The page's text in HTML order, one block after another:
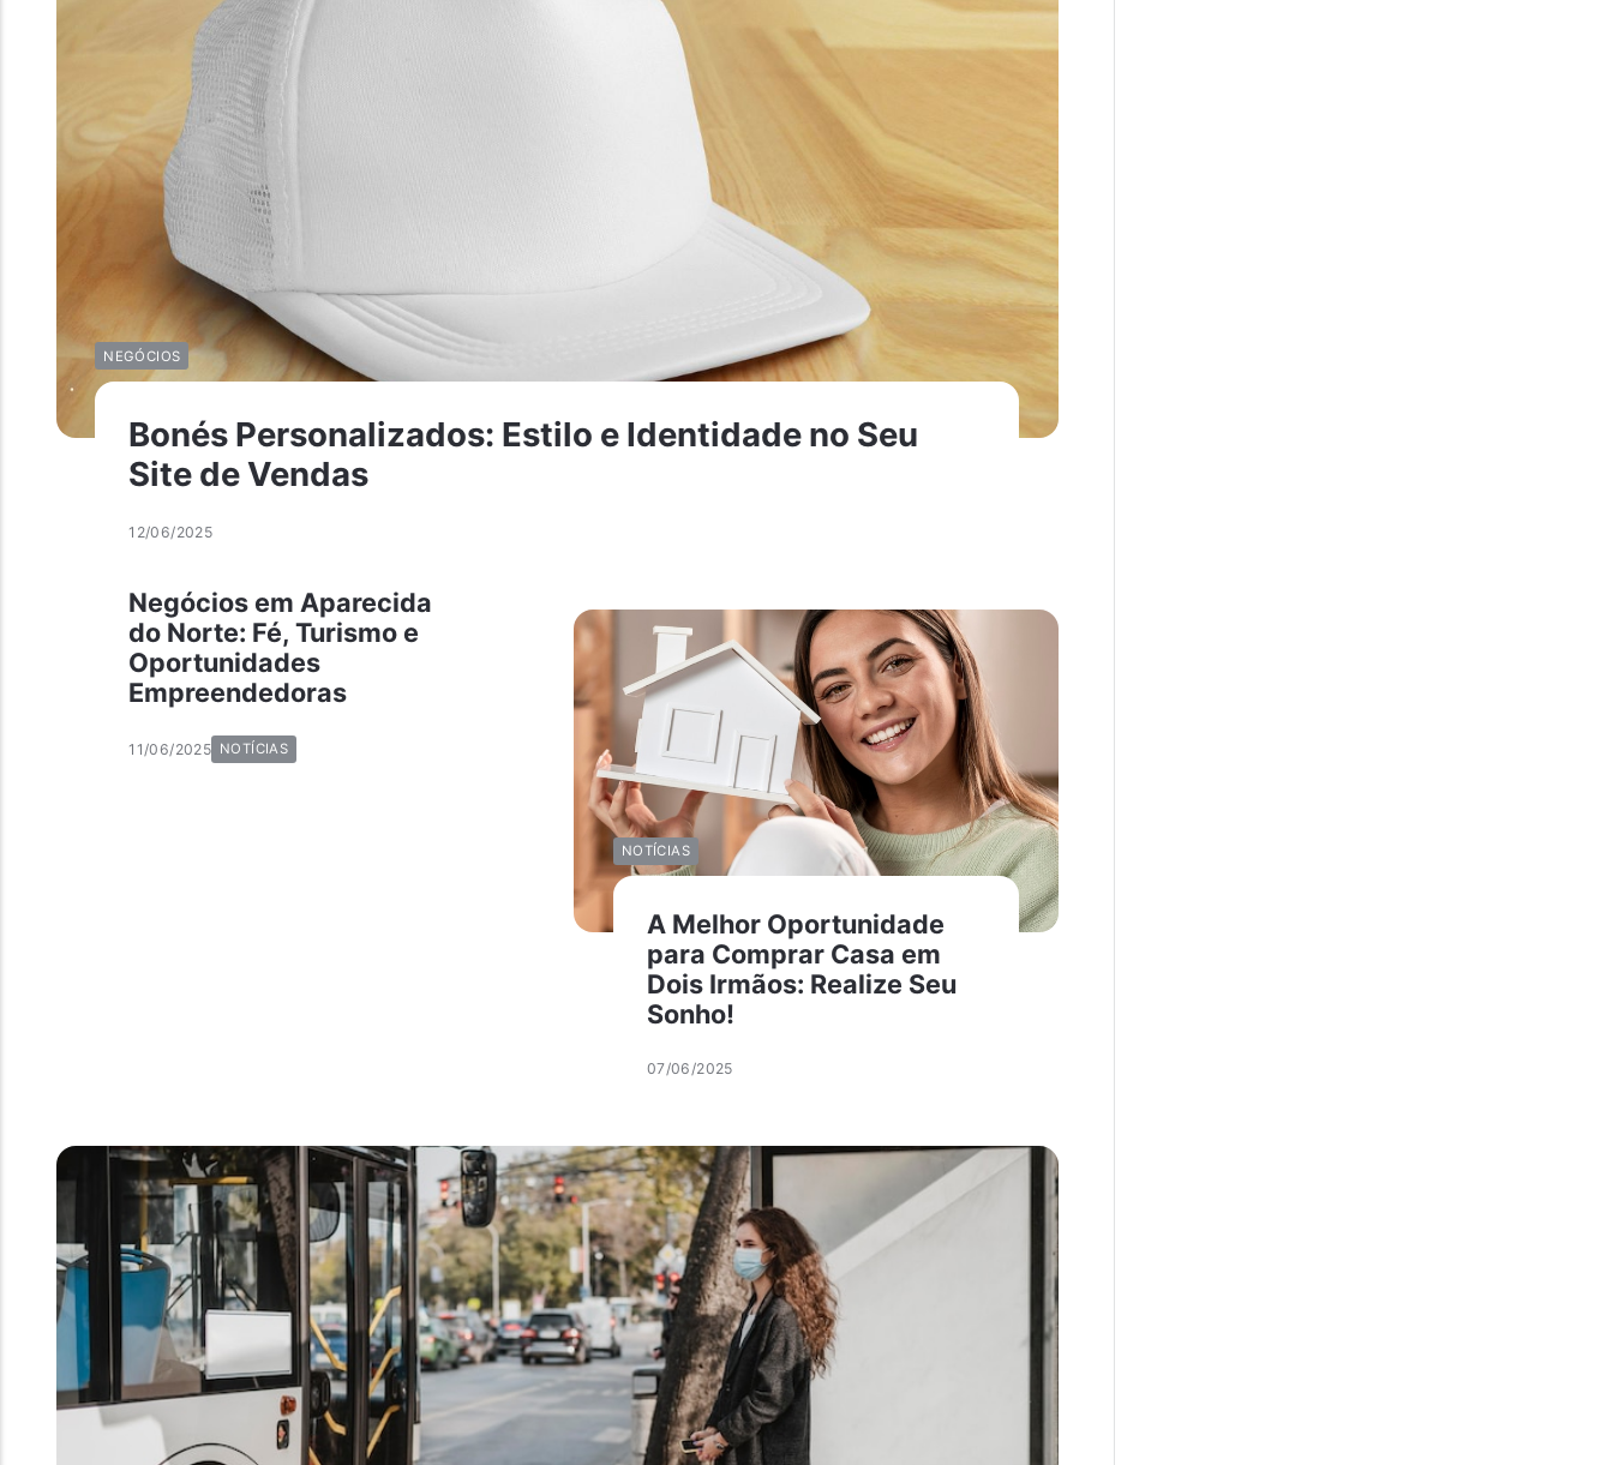
Bonés Personalizados: Estilo e Identidade no Seu
Site de Vendas
12/06/2025
NEGÓCIOS
Negócios em Aparecida
do Norte: Fé, Turismo e
Oportunidades
Empreendedoras
11/06/2025 NOTÍCIAS
A Melhor Oportunidade
para Comprar Casa em
Dois Irmãos: Realize Seu
Sonho!
07/06/2025
NOTÍCIAS